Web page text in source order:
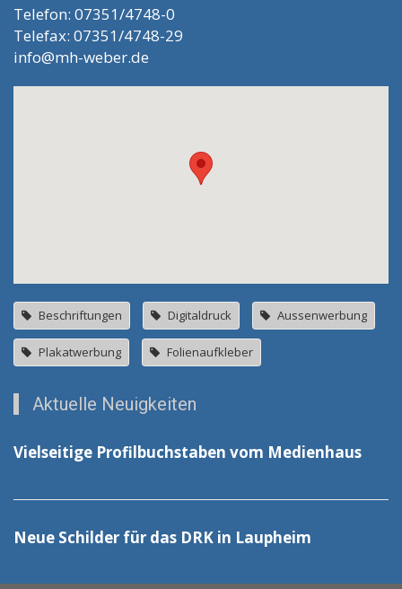
Telefon: 07351/4748-0
Telefax: 07351/4748-29
info@mh-weber.de
Beschriftungen Digitaldruck Aussenwerbung
Plakatwerbung Folienaufkleber
Aktuelle Neuigkeiten
Vielseitige Profilbuchstaben vom Medienhaus
Neue Schilder für das DRK in Laupheim